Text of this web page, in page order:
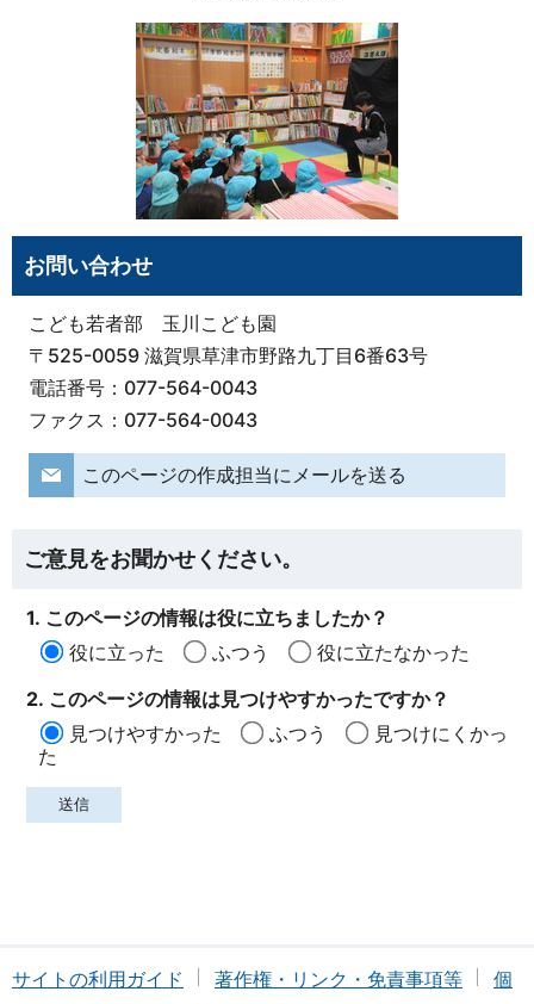
お問い合わせ
こども若者部 玉川こども園
〒525-0059 滋賀県草津市野路九丁目6番63号
電話番号：077-564-0043
ファクス：077-564-0043
このページの作成担当にメールを送る
ご意見をお聞かせください。
1. このページの情報は役に立ちましたか？
役に立った
ふつう
役に立たなかった
2. このページの情報は見つけやすかったですか？
見つけやすかった
ふつう
見つけにくかっ
た
サイトの利用ガイド 著作権・リンク・免責事項等
個